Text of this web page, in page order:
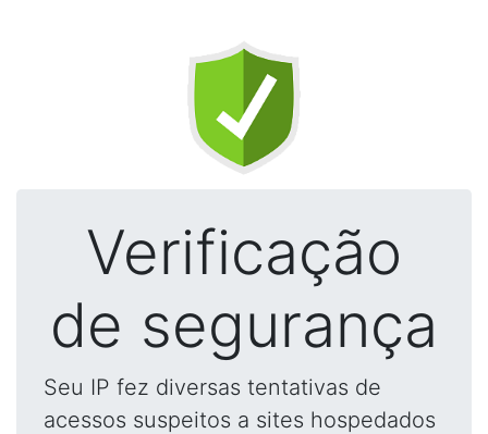
Verificação
de segurança
Seu IP fez diversas tentativas de
acessos suspeitos a sites hospedados